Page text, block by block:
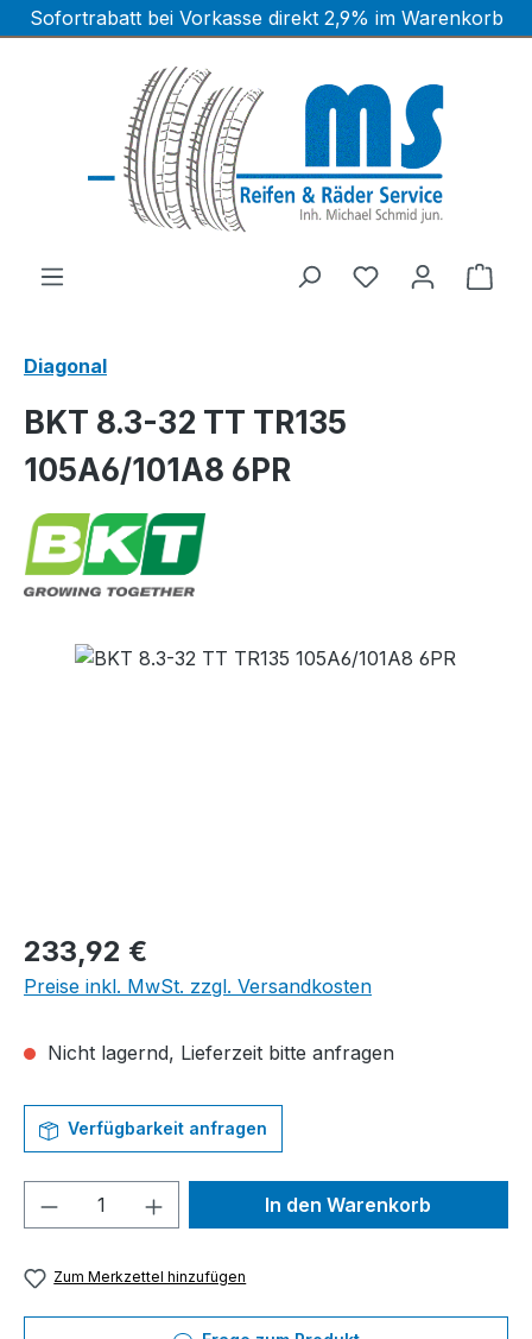
Zum Hauptinhalt springen
Sofortrabatt bei Vorkasse direkt 2,9% im Warenkorb
Diagonal
BKT 8.3-32 TT TR135
105A6/101A8 6PR
Bildergalerie überspringen
Regulärer Preis:
233,92 €
Preise inkl. MwSt. zzgl. Versandkosten
Nicht lagernd, Lieferzeit bitte anfragen
Verfügbarkeit anfragen
Produkt Anzahl: Gib denIn den Warenkorb
Zum Merkzettel hinzufügen